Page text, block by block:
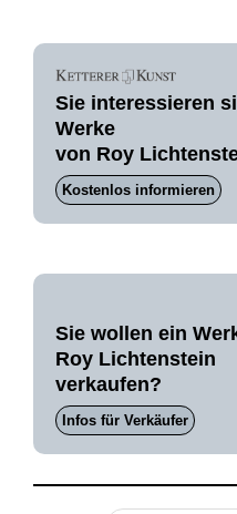
Sie interessieren
Werke
von Roy
Kostenlos informieren
Sie wollen ein
Roy Lichtenstein
verkaufen?
Infos für Verkäufer